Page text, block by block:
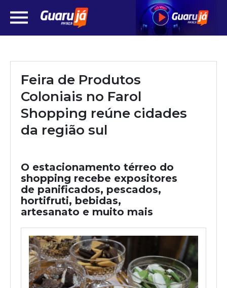
Feira de Produtos
Coloniais no Farol
Shopping reúne cidades
da região sul
O estacionamento térreo do
shopping recebe expositores
de panificados, pescados,
hortifruti, bebidas,
artesanato e muito mais